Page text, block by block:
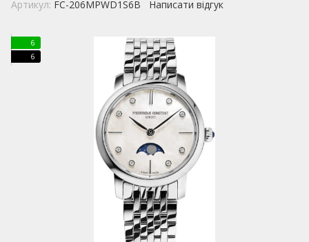
Артикул: FC-206MPWD1S6B Написати відгук
6
6